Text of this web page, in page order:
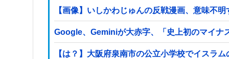
【画像】いしかわじゅんの反戦漫画、意味不
Google、Geminiが大赤字、「史上初のマイナ
【は？】大阪府泉南市の公立小学校でイスラ